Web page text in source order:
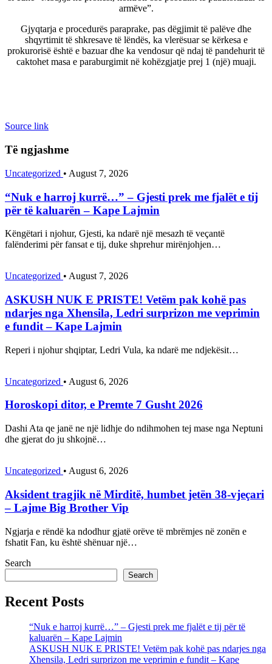
armëve”.
Gjyqtarja e procedurës paraprake, pas dëgjimit të palëve dhe
shqyrtimit të shkresave të lëndës, ka vlerësuar se kërkesa e
prokurorisë është e bazuar dhe ka vendosur që ndaj të pandehurit të
caktohet masa e paraburgimit në kohëzgjatje prej 1 (një) muaji.
Source link
Të ngjashme
Uncategorized • August 7, 2026
“Nuk e harroj kurrë…” – Gjesti prek me fjalët e tij
për të kaluarën – Kape Lajmin
Këngëtari i njohur, Gjesti, ka ndarë një mesazh të veçantë
falënderimi për fansat e tij, duke shprehur mirënjohjen…
Uncategorized • August 7, 2026
ASKUSH NUK E PRISTE! Vetëm pak kohë pas
ndarjes nga Xhensila, Ledri surprizon me veprimin
e fundit – Kape Lajmin
Reperi i njohur shqiptar, Ledri Vula, ka ndarë me ndjekësit…
Uncategorized • August 6, 2026
Horoskopi ditor, e Premte 7 Gusht 2026
Dashi Ata qe janë ne një lidhje do ndihmohen tej mase nga Neptuni
dhe gjerat do ju shkojnë…
Uncategorized • August 6, 2026
Aksident tragjik në Mirditë, humbet jetën 38-vjeçari
– Lajme Big Brother Vip
Ngjarja e rëndë ka ndodhur gjatë orëve të mbrëmjes në zonën e
fshatit Fan, ku është shënuar një…
Search
Search
Recent Posts
“Nuk e harroj kurrë…” – Gjesti prek me fjalët e tij për të
kaluarën – Kape Lajmin
ASKUSH NUK E PRISTE! Vetëm pak kohë pas ndarjes nga
Xhensila, Ledri surprizon me veprimin e fundit – Kape